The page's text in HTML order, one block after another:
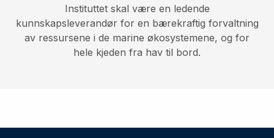
Instituttet skal være en ledende
kunnskapsleverandør for en bærekraftig forvaltning
av ressursene i de marine økosystemene, og for
hele kjeden fra hav til bord.